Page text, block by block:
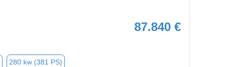
87.840 €
280 kw (381 PS)